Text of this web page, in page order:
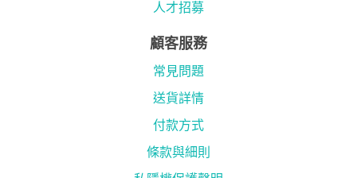
人才招募
顧客服務
常見問題
送貨詳情
付款方式
條款與細則